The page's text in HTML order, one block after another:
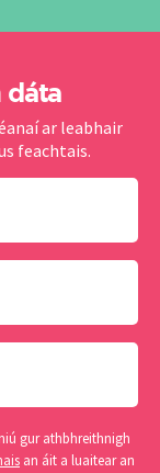
dáta
ar leabhair
feachtais.
gur athbhreithnigh
an áit a luaitear an